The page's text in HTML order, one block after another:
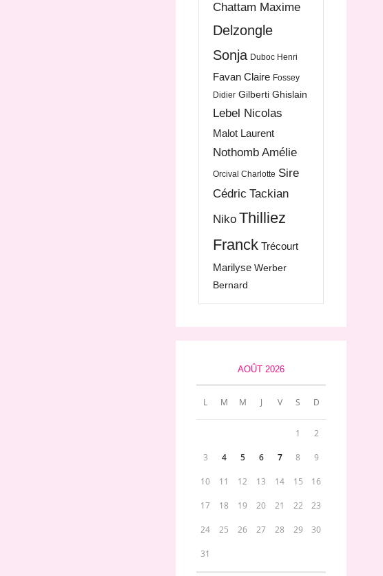
Chattam Maxime
Delzongle
Sonja Duboc Henri
Favan Claire Fossey
Didier Gilberti Ghislain
Lebel Nicolas
Malot Laurent
Nothomb Amélie
Orcival Charlotte Sire
Cédric Tackian
Niko Thilliez
Franck Trécourt
Marilyse Werber
Bernard
AOÛT 2026
L M M J V S D
1 2
3 4 5 6 7 8 9
10 11 12 13 14 15 16
17 18 19 20 21 22 23
24 25 26 27 28 29 30
31